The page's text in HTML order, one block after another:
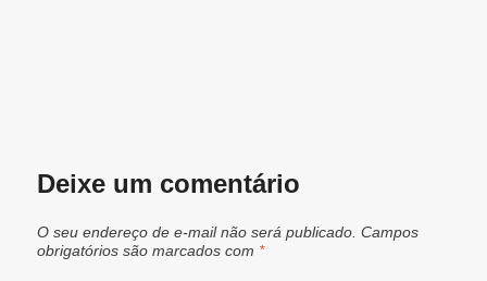
Deixe um comentário
O seu endereço de e-mail não será publicado. Campos
obrigatórios são marcados com *